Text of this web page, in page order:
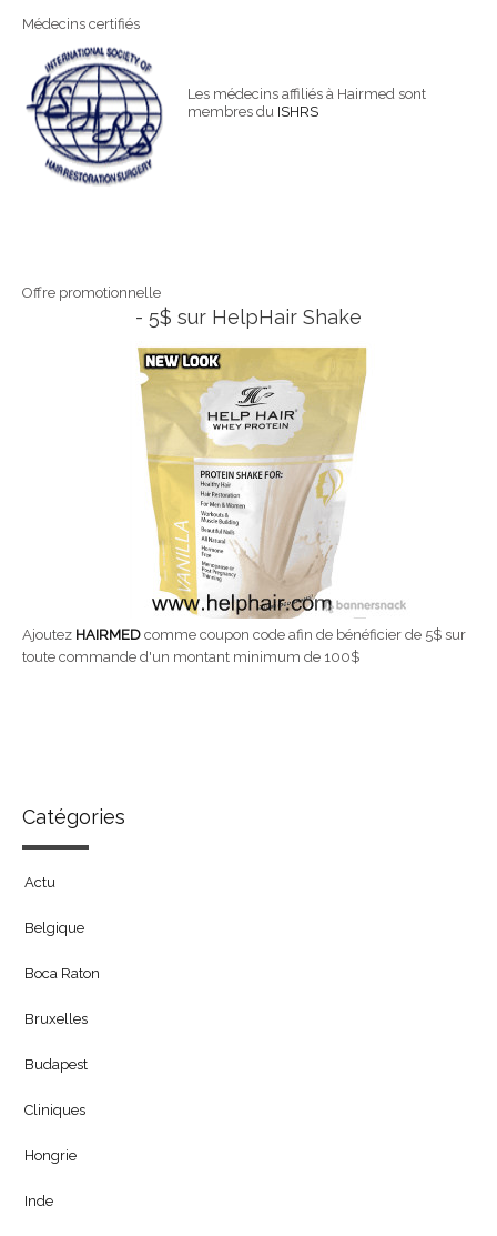
Médecins certifiés
Les médecins affiliés à Hairmed sont
membres du ISHRS
Offre promotionnelle
- 5$ sur HelpHair Shake
Ajoutez HAIRMED comme coupon code afin de bénéficier de 5$ sur
toute commande d'un montant minimum de 100$
Catégories
Actu
Belgique
Boca Raton
Bruxelles
Budapest
Cliniques
Hongrie
Inde